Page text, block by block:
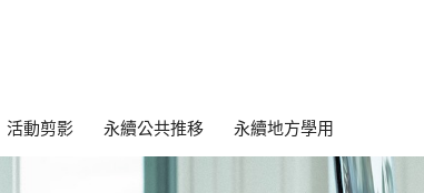
活動剪影 永續公共推移 永續地方學用